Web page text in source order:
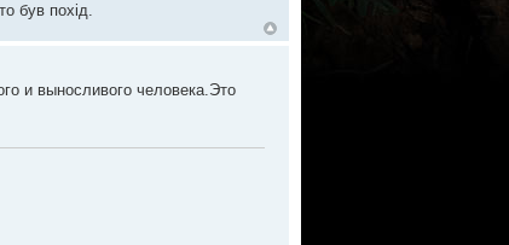
був похід.
и выносливого человека.Это